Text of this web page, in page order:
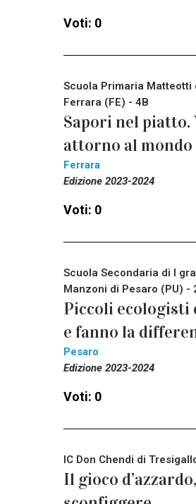
Voti: 0
Scuola Primaria Matteotti
Ferrara (FE) - 4B
Sapori nel piatto.
attorno al mondo
Ferrara
Edizione 2023-2024
Voti: 0
Scuola Secondaria di I
Manzoni di Pesaro (PU) -
Piccoli ecologisti
e fanno la
Pesaro
Edizione 2023-2024
Voti: 0
IC Don Chendi di
Il gioco